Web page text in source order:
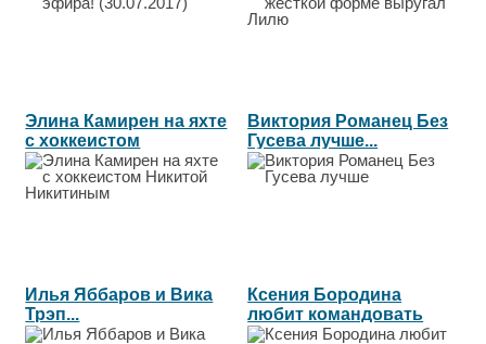
Элина Камирен на яхте
с хоккеистом
Никитой...
Виктория Романец Без
Гусева лучше...
Илья Яббаров и Вика
Трэп...
Ксения Бородина
любит командовать
везде...